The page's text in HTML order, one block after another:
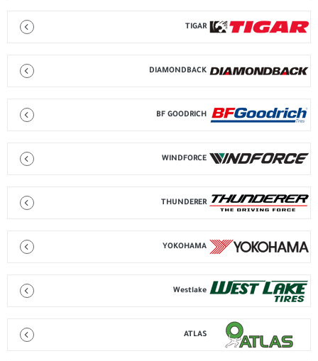
TIGAR
DIAMONDBACK
BF GOODRICH
WINDFORCE
THUNDERER
YOKOHAMA
Westlake
ATLAS